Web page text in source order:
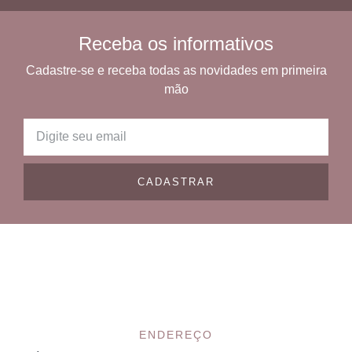
Receba os informativos
Cadastre-se e receba todas as novidades em primeira
mão
CADASTRAR
ENDEREÇO